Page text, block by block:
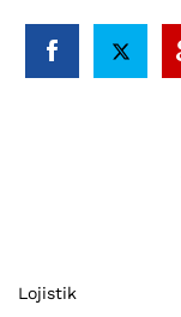
Lojistik